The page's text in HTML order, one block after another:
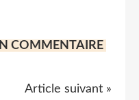
COMMENTAIRE
Article suivant »